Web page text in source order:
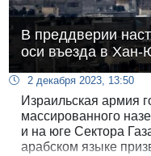
В преддверии
оси въезда в
2 декабря 2023, 13:50
Израильская армия
массированного
и на юге Сектора
арабском языке